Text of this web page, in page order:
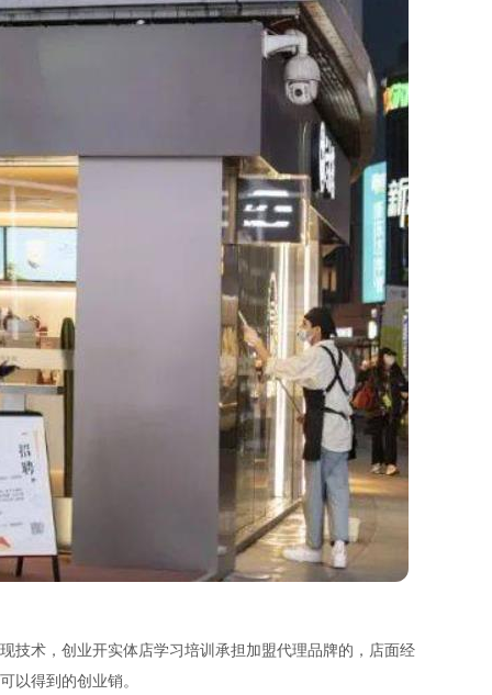
技术，创业开实体店学习培训承担加盟代理品牌的，店面经
以得到的创业销。